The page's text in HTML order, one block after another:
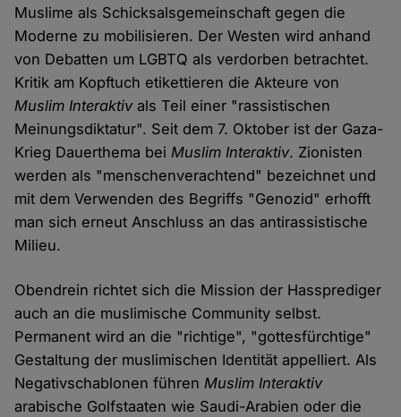
Muslime als Schicksalsgemeinschaft gegen die
Moderne zu mobilisieren. Der Westen wird anhand
von Debatten um LGBTQ als verdorben betrachtet.
Kritik am Kopftuch etikettieren die Akteure von
Muslim Interaktivals Teil einer "rassistischen
Meinungsdiktatur". Seit dem 7. Oktober ist der Gaza-
Krieg Dauerthema beiMuslim Interaktiv. Zionisten
werden als "menschenverachtend" bezeichnet und
mit dem Verwenden des Begriffs "Genozid" erhofft
man sich erneut Anschluss an das antirassistische
Milieu.
Obendrein richtet sich die Mission der Hassprediger
auch an die muslimische Community selbst.
Permanent wird an die "richtige", "gottesfürchtige"
Gestaltung der muslimischen Identität appelliert. Als
Negativschablonen führenMuslim Interaktiv
arabische Golfstaaten wie Saudi-Arabien oder die